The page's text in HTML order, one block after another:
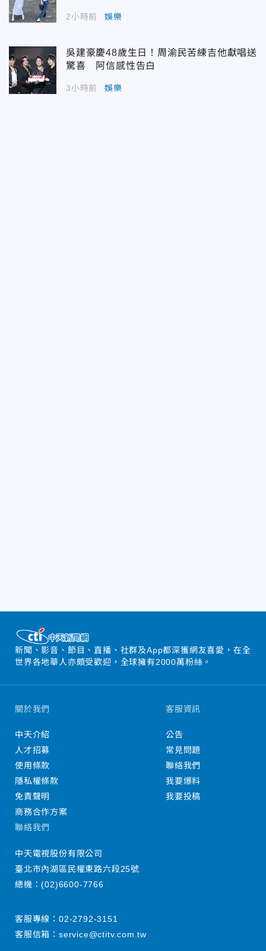
2小時前 娛樂
吳建豪慶48歲生日！周渝民苦練吉他獻唱送
驚喜 阿信感性告白
3小時前 娛樂
新聞、影音、節目、直播、社群及App都深獲網友喜愛，在全
世界各地華人亦頗受歡迎，全球擁有2000萬粉絲。
關於我們
中天介紹
人才招募
使用條款
隱私權條款
免責聲明
商務合作方案
客服資訊
公告
常見問題
聯絡我們
我要爆料
我要投稿
聯絡我們
中天電視股份有限公司
臺北市內湖區民權東路六段25號
總機：(02)6600-7766
客服專線： 02-2792-3151
客服信箱： service@ctitv.com.tw